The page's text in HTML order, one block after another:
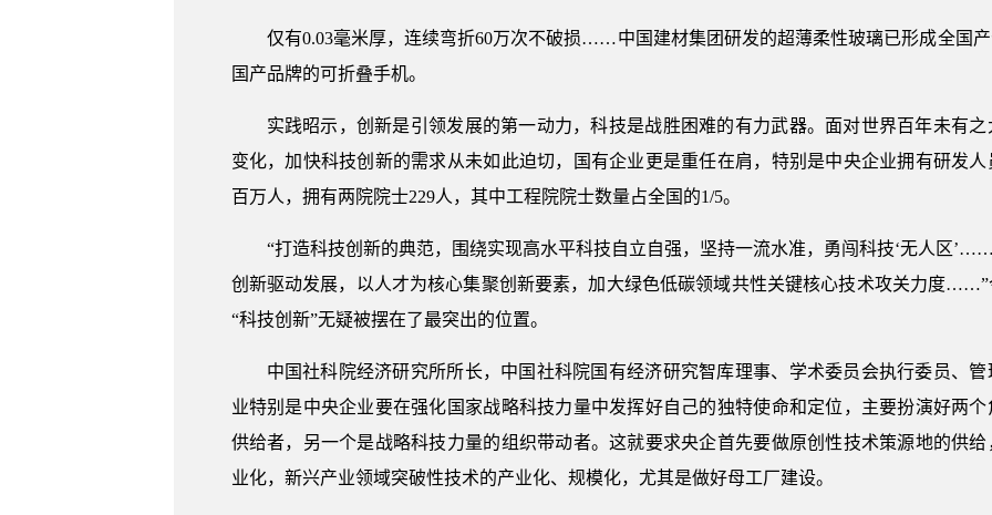
仅有0.03毫米厚，连续弯折60万次不破损……中国建材集团研发的超薄柔性玻璃已形成全国
国产品牌的可折叠手机。
实践昭示，创新是引领发展的第一动力，科技是战胜困难的有力武器。面对世界百年未有
变化，加快科技创新的需求从未如此迫切，国有企业更是重任在肩，特别是中央企业拥有研发
百万人，拥有两院院士229人，其中工程院院士数量占全国的1/5。
“打造科技创新的典范，围绕实现高水平科技自立自强，坚持一流水准，勇闯科技‘无人区
创新驱动发展，以人才为核心集聚创新要素，加大绿色低碳领域共性关键核心技术攻关力度
“科技创新”无疑被摆在了最突出的位置。
中国社科院经济研究所所长，中国社科院国有经济研究智库理事、学术委员会执行委员、
业特别是中央企业要在强化国家战略科技力量中发挥好自己的独特使命和定位，主要扮演好两
供给者，另一个是战略科技力量的组织带动者。这就要求央企首先要做原创性技术策源地的供
业化，新兴产业领域突破性技术的产业化、规模化，尤其是做好母工厂建设。